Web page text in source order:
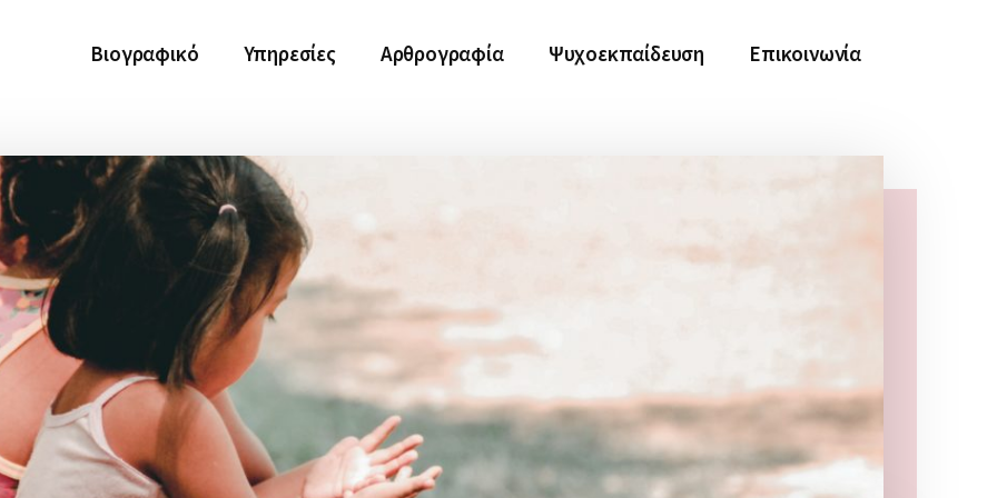
Βιογραφικό Υπηρεσίες Αρθρογραφία Ψυχοεκπαίδευση Επικοινωνία